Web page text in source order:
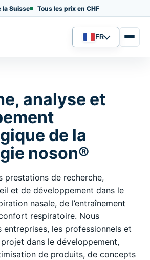
la Suisse Tous les prix en CHF
Langue
FR
analyse et
de la
noson®
prestations de recherche,
et de développement dans le
nasale, de l’entraînement
respiratoire. Nous
entreprises, les professionnels et
dans le développement,
de produits, de concepts